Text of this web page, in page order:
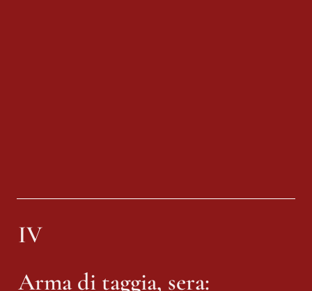
IV
Arma di taggia, sera: